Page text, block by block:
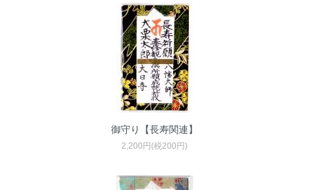
御守り【長寿関連】
2,200円(税200円)